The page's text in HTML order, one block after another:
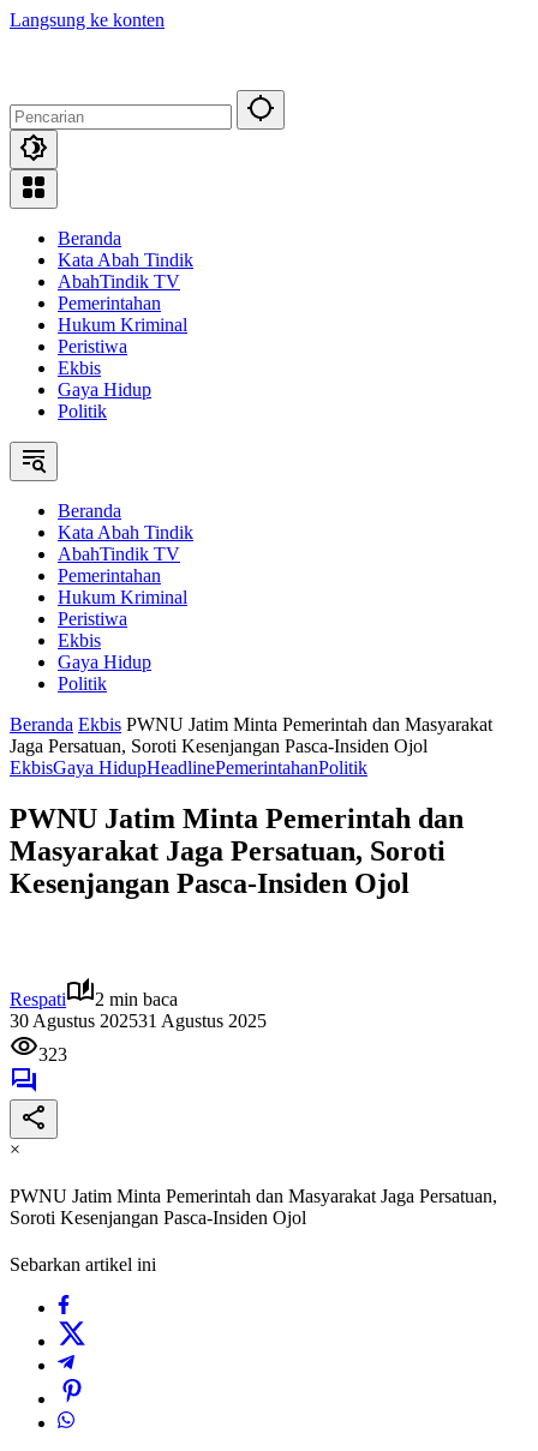
Langsung ke konten
Beranda
Kata Abah Tindik
AbahTindik TV
Pemerintahan
Hukum Kriminal
Peristiwa
Ekbis
Gaya Hidup
Politik
Beranda
Kata Abah Tindik
AbahTindik TV
Pemerintahan
Hukum Kriminal
Peristiwa
Ekbis
Gaya Hidup
Politik
Beranda Ekbis PWNU Jatim Minta Pemerintah dan Masyarakat
Jaga Persatuan, Soroti Kesenjangan Pasca-Insiden Ojol
EkbisGaya HidupHeadlinePemerintahanPolitik
PWNU Jatim Minta Pemerintah dan
Masyarakat Jaga Persatuan, Soroti
Kesenjangan Pasca-Insiden Ojol
Respati
2 min baca
30 Agustus 202531 Agustus 2025
323
×
PWNU Jatim Minta Pemerintah dan Masyarakat Jaga Persatuan,
Soroti Kesenjangan Pasca-Insiden Ojol
Sebarkan artikel ini